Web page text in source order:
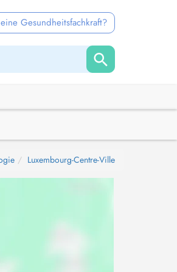
Gesundheitsfachkraft?
Luxembourg-Centre-Ville